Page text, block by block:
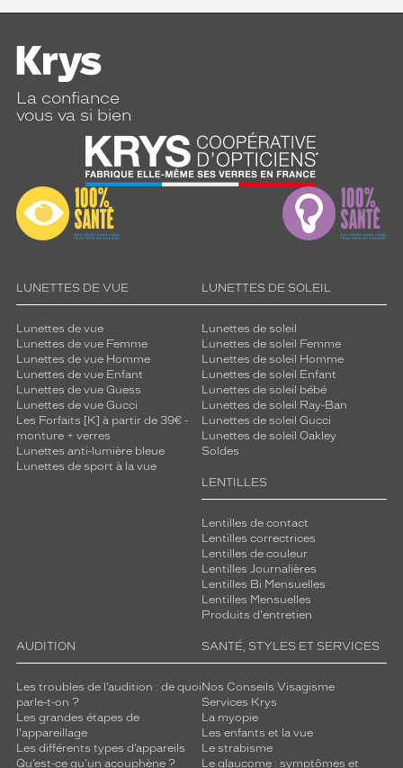
La confiance
vous va si bien
LUNETTES DE VUE
Lunettes de vue
Lunettes de vue Femme
Lunettes de vue Homme
Lunettes de vue Enfant
Lunettes de vue Guess
Lunettes de vue Gucci
Les Forfaits [K] à partir de 39€ -
monture + verres
Lunettes anti-lumière bleue
Lunettes de sport à la vue
LUNETTES DE SOLEIL
Lunettes de soleil
Lunettes de soleil Femme
Lunettes de soleil Homme
Lunettes de soleil Enfant
Lunettes de soleil bébé
Lunettes de soleil Ray-Ban
Lunettes de soleil Gucci
Lunettes de soleil Oakley
Soldes
LENTILLES
Lentilles de contact
Lentilles correctrices
Lentilles de couleur
Lentilles Journalières
Lentilles Bi Mensuelles
Lentilles Mensuelles
Produits d'entretien
AUDITION
Les troubles de l’audition : de quoi
parle-t-on ?
Les grandes étapes de
l'appareillage
Les différents types d’appareils
Qu’est-ce qu'un acouphène ?
SANTÉ, STYLES ET SERVICES
Nos Conseils Visagisme
Services Krys
La myopie
Les enfants et la vue
Le strabisme
Le glaucome : symptômes et